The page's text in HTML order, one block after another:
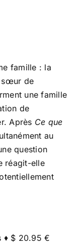
famille : la
sœur de
une famille
de
Après Ce que
au
question
réagit-elle
♦ $ 20.95 €